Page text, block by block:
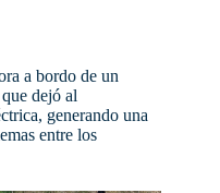
a bordo de un
dejó al
generando una
entre los